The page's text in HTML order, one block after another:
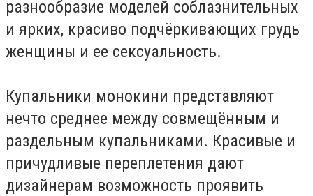
разнообразие моделей соблазнительных
и ярких, красиво подчёркивающих грудь
женщины и ее сексуальность.
Купальники монокини представляют
нечто среднее между совмещённым и
раздельным купальниками. Красивые и
причудливые переплетения дают
дизайнерам возможность проявить